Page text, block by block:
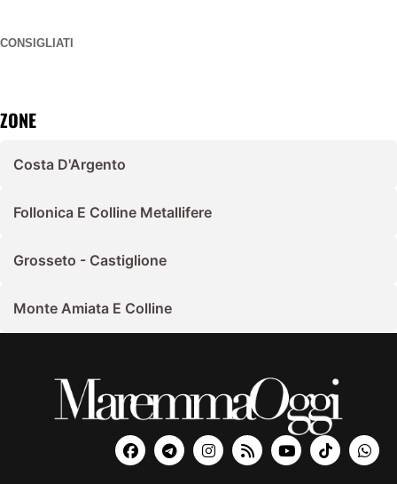
CONSIGLIATI
ZONE
Costa D'Argento
Follonica E Colline Metallifere
Grosseto - Castiglione
Monte Amiata E Colline